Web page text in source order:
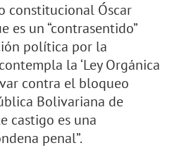
constitucional Óscar
es un “contrasentido”
política por la
la ‘Ley Orgánica
contra el bloqueo
Bolivariana de
castigo es una
penal”.